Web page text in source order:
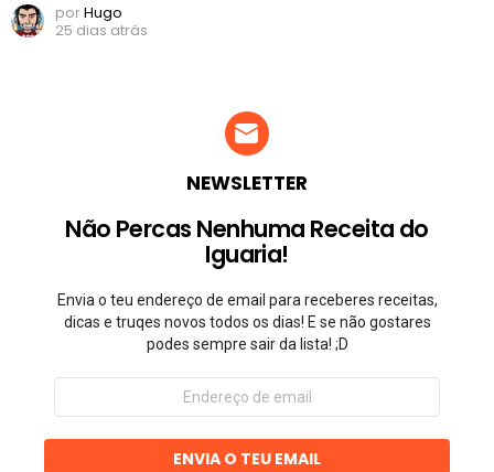
porHugo
25 dias atrás
NEWSLETTER
Não Percas Nenhuma Receita do
Iguaria!
Envia o teu endereço de email para receberes receitas,
dicas e truqes novos todos os dias! E se não gostares
podes sempre sair da lista! ;D
Endereço
email
ENVIA O TEU EMAIL